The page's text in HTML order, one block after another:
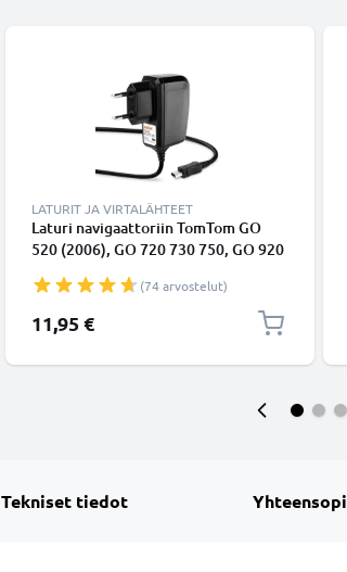
LATURIT JA VIRTALÄHTEET
Laturi navigaattoriin TomTom GO
520 (2006), GO 720 730 750, GO 920
Pro - 5W, 1A / 1000mA, 1.1m
virtajohto, GPS-laturi
(74 arvostelut)
11,95 €
Tekniset tiedot